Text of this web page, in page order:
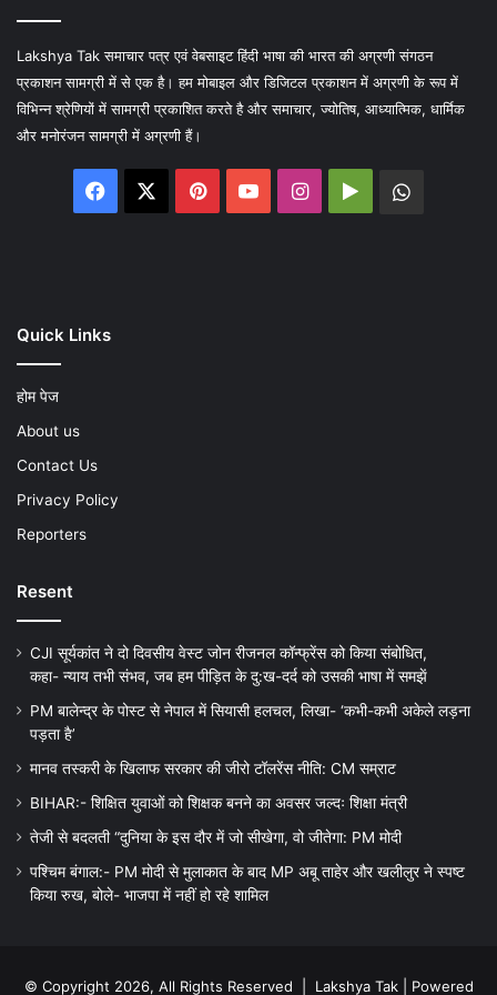
Lakshya Tak समाचार पत्र एवं वेबसाइट हिंदी भाषा की भारत की अग्रणी संगठन
प्रकाशन सामग्री में से एक है। हम मोबाइल और डिजिटल प्रकाशन में अग्रणी के रूप में
विभिन्न श्रेणियों में सामग्री प्रकाशित करते है और समाचार, ज्योतिष, आध्यात्मिक, धार्मिक
और मनोरंजन सामग्री में अग्रणी हैं।
Facebook PinterestYouTubeInstagram
Google
Quick Links
होम पेज
About us
Contact Us
Privacy Policy
Reporters
Resent
CJI सूर्यकांत ने दो दिवसीय वेस्ट जोन रीजनल कॉन्फ्रेंस को किया संबोधित,
कहा- न्याय तभी संभव, जब हम पीड़ित के दु:ख-दर्द को उसकी भाषा में समझें
PM बालेन्द्र के पोस्ट से नेपाल में सियासी हलचल, लिखा- ‘कभी-कभी अकेले लड़ना
पड़ता है’
मानव तस्करी के खिलाफ सरकार की जीरो टॉलरेंस नीति: CM सम्राट
BIHAR:- शिक्षित युवाओं को शिक्षक बनने का अवसर जल्दः शिक्षा मंत्री
तेजी से बदलती “दुनिया के इस दौर में जो सीखेगा, वो जीतेगा: PM मोदी
पश्चिम बंगाल:- PM मोदी से मुलाकात के बाद MP अबू ताहेर और खलीलुर ने स्पष्ट
किया रुख, बोले- भाजपा में नहीं हो रहे शामिल
© Copyright 2026, All Rights Reserved | Lakshya Tak| Powered